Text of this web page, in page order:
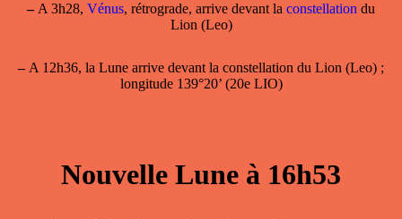
–A 3h28, Vénus, rétrograde, arrive devant la constellation du
Lion (Leo)
–A 12h36, la Lune arrive devant la constellation du Lion (Leo) ;
longitude 139°20’ (20e LIO)
Nouvelle Lune à 16h53